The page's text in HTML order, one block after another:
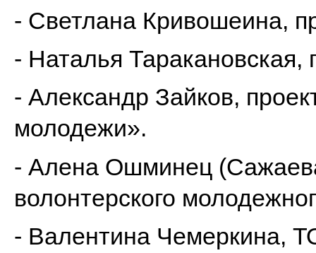
- Светлана Кривошеина,
- Наталья Таракановская,
- Александр Зайков,
молодежи».
- Алена Ошминец
волонтерского
- Валентина Чемеркина,